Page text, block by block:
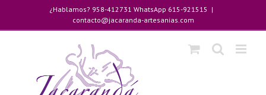
contenido
¿Hablamos? 958-412731 WhatsApp 615-921515 |
contacto@jacaranda-artesanias.com